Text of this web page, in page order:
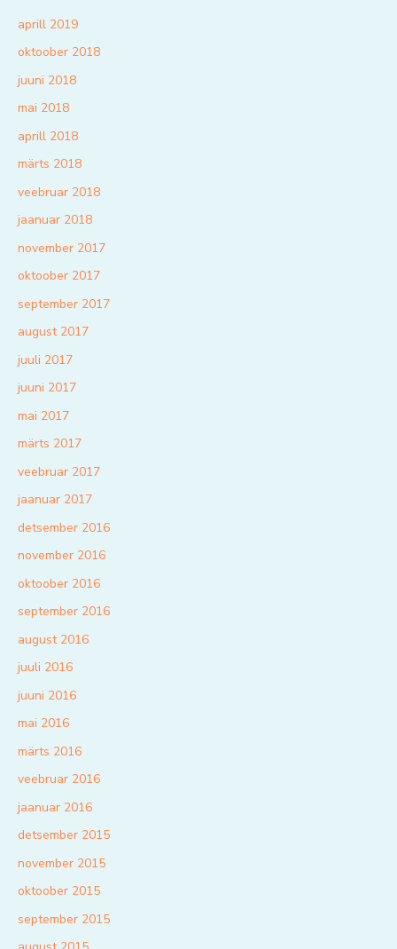
aprill 2019
oktoober 2018
juuni 2018
mai 2018
aprill 2018
märts 2018
veebruar 2018
jaanuar 2018
november 2017
oktoober 2017
september 2017
august 2017
juuli 2017
juuni 2017
mai 2017
märts 2017
veebruar 2017
jaanuar 2017
detsember 2016
november 2016
oktoober 2016
september 2016
august 2016
juuli 2016
juuni 2016
mai 2016
märts 2016
veebruar 2016
jaanuar 2016
detsember 2015
november 2015
oktoober 2015
september 2015